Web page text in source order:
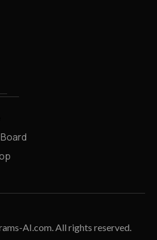
AI.com. All rights reserved.